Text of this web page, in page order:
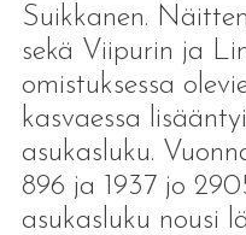
Suikkanen.
sekä Viipurin ja
omistuksessa
kasvaessa
asukasluku.
896 ja 1937 jo
asukasluku nousi